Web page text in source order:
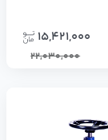
15,421,000
22,030,000